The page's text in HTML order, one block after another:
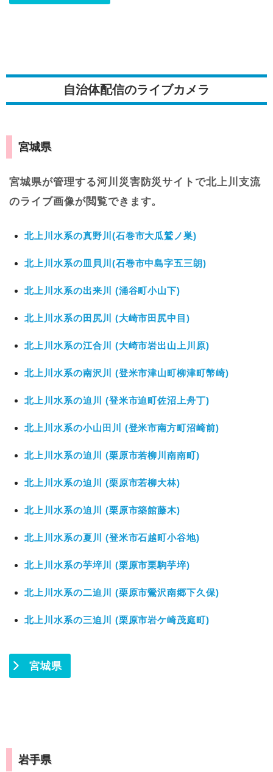
自治体配信のライブカメラ
宮城県
宮城県が管理する河川災害防災サイトで北上川支流
のライブ画像が閲覧できます。
北上川水系の真野川(石巻市大瓜鷲ノ巣)
北上川水系の皿貝川(石巻市中島字五三朗)
北上川水系の出来川 (涌谷町小山下)
北上川水系の田尻川 (大崎市田尻中目)
北上川水系の江合川 (大崎市岩出山上川原)
北上川水系の南沢川 (登米市津山町柳津町幣崎)
北上川水系の迫川 (登米市迫町佐沼上舟丁)
北上川水系の小山田川 (登米市南方町沼崎前)
北上川水系の迫川 (栗原市若柳川南南町)
北上川水系の迫川 (栗原市若柳大林)
北上川水系の迫川 (栗原市築館藤木)
北上川水系の夏川 (登米市石越町小谷地)
北上川水系の芋埣川 (栗原市栗駒芋埣)
北上川水系の二迫川 (栗原市鶯沢南郷下久保)
北上川水系の三迫川 (栗原市岩ケ崎茂庭町)
宮城県
岩手県